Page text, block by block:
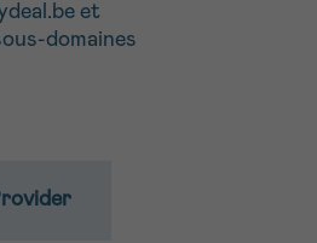
et
domaines